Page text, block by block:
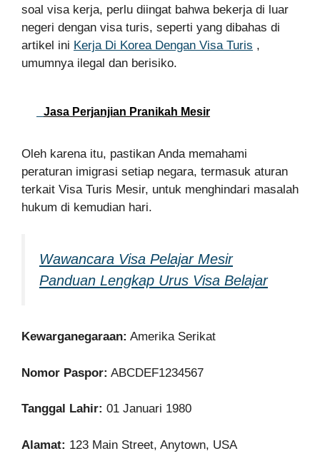
soal visa kerja, perlu diingat bahwa bekerja di luar
negeri dengan visa turis, seperti yang dibahas di
artikel ini Kerja Di Korea Dengan Visa Turis ,
umumnya ilegal dan berisiko.
Jasa Perjanjian Pranikah Mesir
Oleh karena itu, pastikan Anda memahami
peraturan imigrasi setiap negara, termasuk aturan
terkait Visa Turis Mesir, untuk menghindari masalah
hukum di kemudian hari.
Wawancara Visa Pelajar Mesir
Panduan Lengkap Urus Visa Belajar
Kewarganegaraan: Amerika Serikat
Nomor Paspor: ABCDEF1234567
Tanggal Lahir: 01 Januari 1980
Alamat: 123 Main Street, Anytown, USA